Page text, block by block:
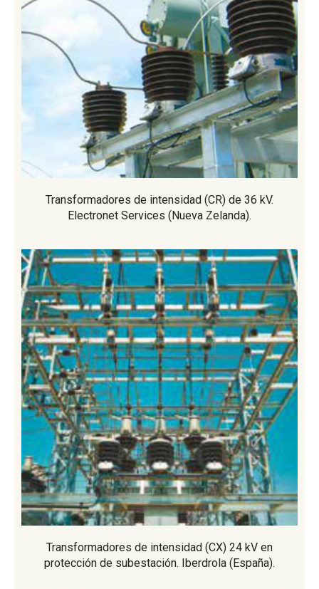
Transformadores de intensidad (CR) de 36 kV.
Electronet Services (Nueva Zelanda).
Transformadores de intensidad (CX) 24 kV en
protección de subestación. Iberdrola (España).